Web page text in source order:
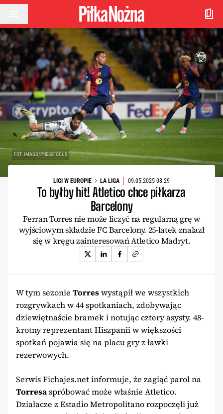
Przejdź do treści
FOT. IMAGO/PRESSFOCUS
LIGI W EUROPIE LA LIGA 09.05.2025 08:29
To byłby hit! Atletico chce piłkarza
Barcelony
Ferran Torres nie może liczyć na regularną grę w
wyjściowym składzie FC Barcelony. 25-latek znalazł
się w kręgu zainteresowań Atletico Madryt.
W tym sezonie Torreswystąpił we wszystkich
rozgrywkach w 44 spotkaniach, zdobywając
dziewiętnaście bramek i notując cztery asysty. 48-
krotny reprezentant Hiszpanii w większości
spotkań pojawia się na placu gry z ławki
rezerwowych.
Serwis Fichajes.net informuje, że zagiąć parol na
Torresaspróbować może właśnie Atletico.
Działacze z Estadio Metropolitano rozpoczęli już